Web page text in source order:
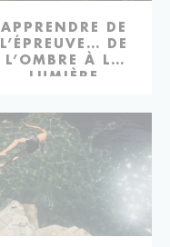
APPRENDRE DE
L’ÉPREUVE… DE
L’OMBRE À LA
LUMIÈRE